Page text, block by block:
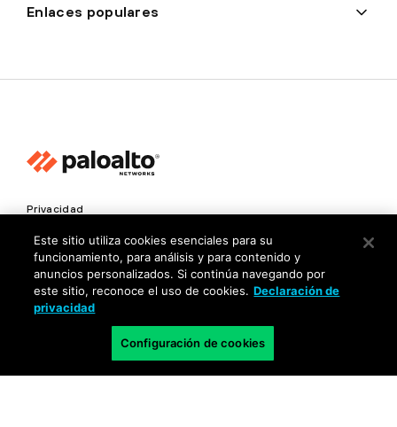
Enlaces populares
Privacidad
Centro de confianza
Condiciones de uso
Documentación
MX
Este sitio utiliza cookies esenciales para su
funcionamiento, para análisis y para contenido y
anuncios personalizados. Si continúa navegando por
este sitio, reconoce el uso de cookies. Declaración de
privacidad
Configuración de cookies